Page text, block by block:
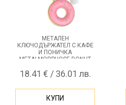
МЕТАЛЕН
КЛЮЧОДЪРЖАТЕЛ С КАФЕ
И ПОНИЧКА
METALMORPHOSE DONUT
18.41 € / 36.01 лв.
КУПИ